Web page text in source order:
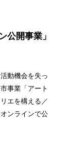
公開事業」
動機会を失っ
事業「アート
エを構える／
ンラインで公